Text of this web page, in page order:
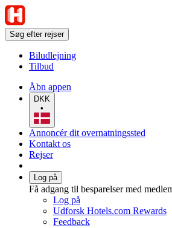
Søg efter rejser
Biludlejning
Tilbud
Åbn appen
DKK
•
Annoncér dit overnatningssted
Kontakt os
Rejser
Log på
Få adgang til besparelser med
Log på
Udforsk Hotels.com Rewards
Feedback